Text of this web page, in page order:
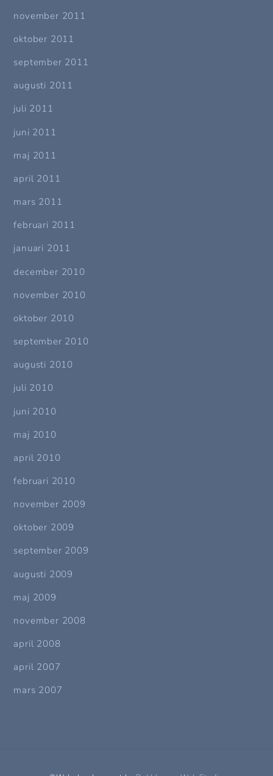
november 2011
oktober 2011
september 2011
augusti 2011
juli 2011
juni 2011
maj 2011
april 2011
mars 2011
februari 2011
januari 2011
december 2010
november 2010
oktober 2010
september 2010
augusti 2010
juli 2010
juni 2010
maj 2010
april 2010
februari 2010
november 2009
oktober 2009
september 2009
augusti 2009
maj 2009
november 2008
april 2008
april 2007
mars 2007